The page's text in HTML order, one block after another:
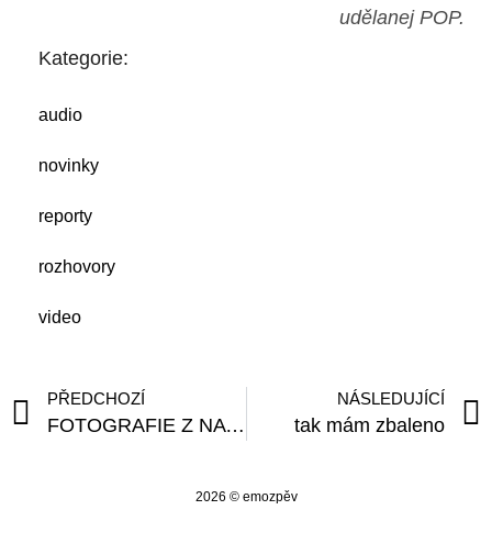
udělanej POP.
Kategorie:
audio
novinky
reporty
rozhovory
video
PŘEDCHOZÍ
FOTOGRAFIE Z NATÁČENÍ
NÁSLEDUJÍCÍ
tak mám zbaleno
2026 © emozpěv